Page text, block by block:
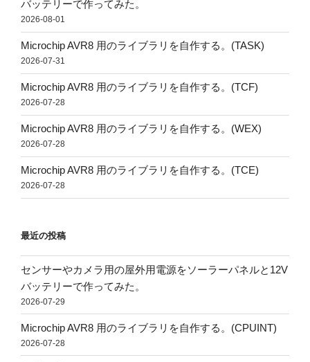
バッテリーで作ってみた。
2026-08-01
Microchip AVR8 用のライブラリを自作する。(TASK)
2026-07-31
Microchip AVR8 用のライブラリを自作する。(TCF)
2026-07-28
Microchip AVR8 用のライブラリを自作する。(WEX)
2026-07-28
Microchip AVR8 用のライブラリを自作する。(TCE)
2026-07-28
最近の投稿
センサーやカメラ用の屋外用電源をソーラーパネルと12V
バッテリーで作ってみた。
2026-07-29
Microchip AVR8 用のライブラリを自作する。(CPUINT)
2026-07-28